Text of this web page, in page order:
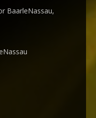
BaarleNassau,